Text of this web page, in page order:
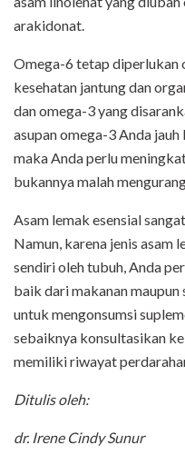
arakidonat.
Omega-6 tetap diperlukan
kesehatan jantung dan
dan omega-3 yang
asupan omega-3 Anda
maka Anda perlu
bukannya malah
Asam lemak esensial
Namun, karena jenis
sendiri oleh tubuh, Anda
baik dari makanan
untuk mengonsumsi
sebaiknya konsultasikan ke
memiliki riwayat
Ditulis oleh:
dr. Irene Cindy Sunur